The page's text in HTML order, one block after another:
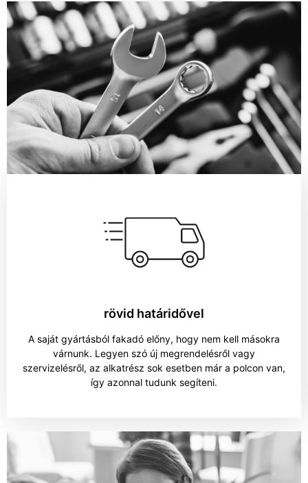
rövid határidővel​
A saját gyártásból fakadó előny, hogy nem kell másokra
várnunk. Legyen szó új megrendelésről vagy
szervizelésről, az alkatrész sok esetben már a polcon van,
így azonnal tudunk segíteni.​